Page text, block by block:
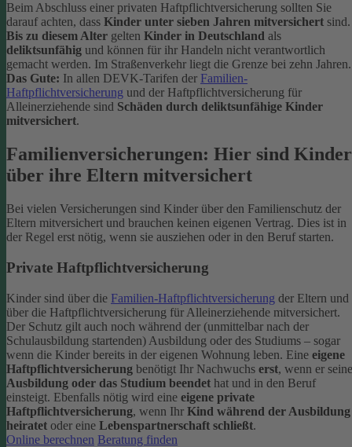
Beim Abschluss einer privaten Haftpflichtversicherung sollten Sie
darauf achten, dass Kinder unter sieben Jahren mitversichert sind.
Bis zu diesem Alter gelten Kinder in Deutschland als
deliktsunfähig und können für ihr Handeln nicht verantwortlich
gemacht werden. Im Straßenverkehr liegt die Grenze bei zehn Jahren.
Das Gute: In allen DEVK-Tarifen der Familien-
Haftpflichtversicherung und der Haftpflichtversicherung für
Alleinerziehende sind Schäden durch deliktsunfähige Kinder
mitversichert.
Familienversicherungen: Hier sind Kinder
über ihre Eltern mitversichert
Bei vielen Versicherungen sind Kinder über den Familienschutz der
Eltern mitversichert und brauchen keinen eigenen Vertrag. Dies ist in
der Regel erst nötig, wenn sie ausziehen oder in den Beruf starten.
Private Haftpflichtversicherung
Kinder sind über die Familien-Haftpflichtversicherung der Eltern und
über die Haftpflichtversicherung für Alleinerziehende mitversichert.
Der Schutz gilt auch noch während der (unmittelbar nach der
Schulausbildung startenden) Ausbildung oder des Studiums – sogar
wenn die Kinder bereits in der eigenen Wohnung leben. Eine eigene
Haftpflichtversicherung benötigt Ihr Nachwuchs erst, wenn er seine
Ausbildung oder das Studium beendet hat und in den Beruf
einsteigt. Ebenfalls nötig wird eine eigene private
Haftpflichtversicherung, wenn Ihr Kind während der Ausbildung
heiratet oder eine Lebenspartnerschaft schließt.
Online berechnen Beratung finden